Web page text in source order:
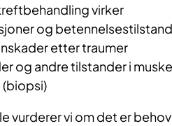
virker
og
etter traumer
og andre tilstander i
(biopsi)
vurderer vi om det er